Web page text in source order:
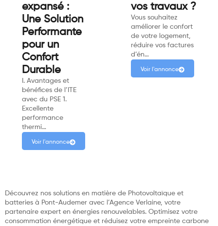
expansé :
Une Solution
Performante
pour un
Confort
Durable
I. Avantages et
bénéfices de l’ITE
avec du PSE 1.
Excellente
performance
thermi…
Voir l'annonce
vos travaux ?
Vous souhaitez
améliorer le confort
de votre logement,
réduire vos factures
d’én…
Voir l'annonce
Découvrez nos solutions en matière de Photovoltaïque et
batteries à Pont-Audemer avec l’Agence Verlaine, votre
partenaire expert en énergies renouvelables. Optimisez votre
consommation énergétique et réduisez votre empreinte carbone